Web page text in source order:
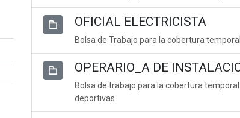
OFICIAL ELECTRICISTA
Bolsa de Trabajo para la cobertura
OPERARIO_A DE
Bolsa de trabajo para la cobertura
deportivas